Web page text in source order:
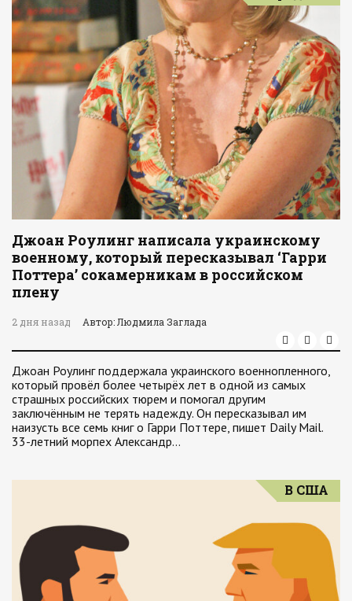
Джоан Роулинг написала украинскому
военному, который пересказывал ‘Гарри
Поттера’ сокамерникам в российском
плену
2 дня назад Автор: Людмила Заглада
Джоан Роулинг поддержала украинского военнопленного,
который провёл более четырёх лет в одной из самых
страшных российских тюрем и помогал другим
заключённым не терять надежду. Он пересказывал им
наизусть все семь книг о Гарри Поттере, пишет Daily Mail.
33-летний морпех Александр…
В США